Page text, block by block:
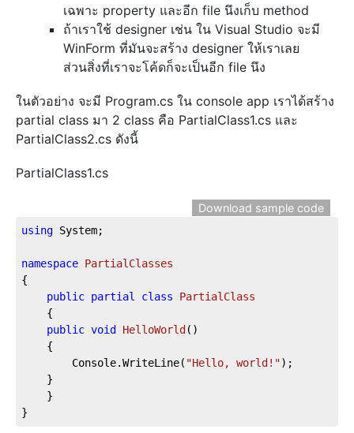
เฉพาะ property และอีก file นึงเก็บ method
ถ้าเราใช้ designer เช่น ใน Visual Studio จะมี
WinForm ที่มันจะสร้าง designer ให้เราเลย
ส่วนสิ่งที่เราจะโค้ดก็จะเป็นอีก file นึง
ในตัวอย่าง จะมี Program.cs ใน console app เราได้สร้าง
partial class มา 2 class คือ PartialClass1.cs และ
PartialClass2.cs ดังนี้
PartialClass1.cs
Download sample code
using System;
namespace PartialClasses
{
public partial class
PartialClass
{
public void HelloWorld( )
    {
        Console.WriteLine(
"Hello, world!");
    }
}
}